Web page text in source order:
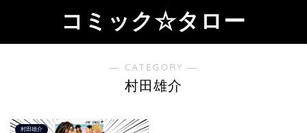
コミック☆タロー
― CATEGORY ―
村田雄介
村田雄介